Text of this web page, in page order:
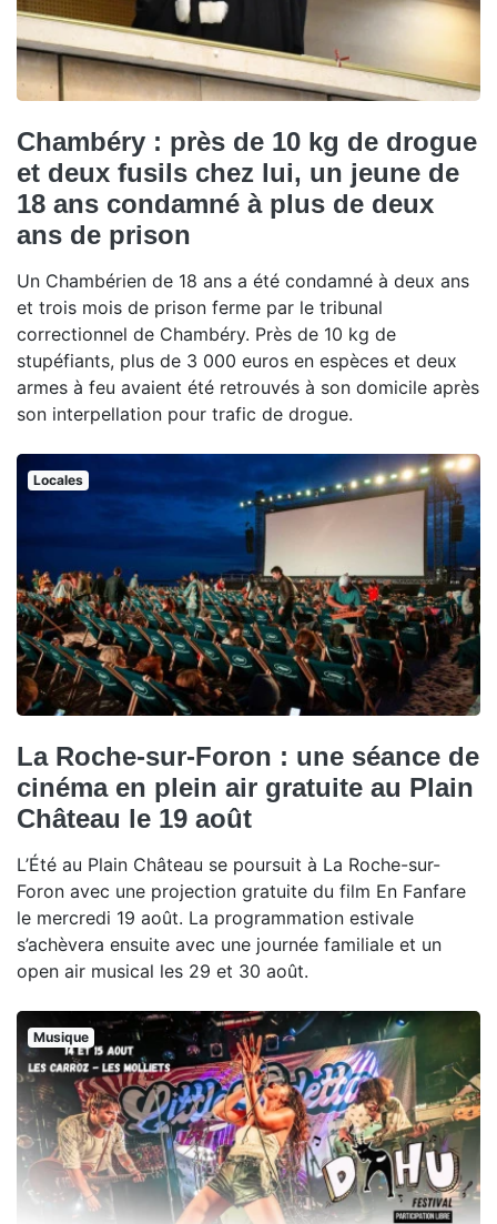
Chambéry : près de 10 kg de drogue
et deux fusils chez lui, un jeune de
18 ans condamné à plus de deux
ans de prison
Un Chambérien de 18 ans a été condamné à deux ans
et trois mois de prison ferme par le tribunal
correctionnel de Chambéry. Près de 10 kg de
stupéfiants, plus de 3 000 euros en espèces et deux
armes à feu avaient été retrouvés à son domicile après
son interpellation pour trafic de drogue.
Locales
La Roche-sur-Foron : une séance de
cinéma en plein air gratuite au Plain
Château le 19 août
L’Été au Plain Château se poursuit à La Roche-sur-
Foron avec une projection gratuite du film En Fanfare
le mercredi 19 août. La programmation estivale
s’achèvera ensuite avec une journée familiale et un
open air musical les 29 et 30 août.
Musique